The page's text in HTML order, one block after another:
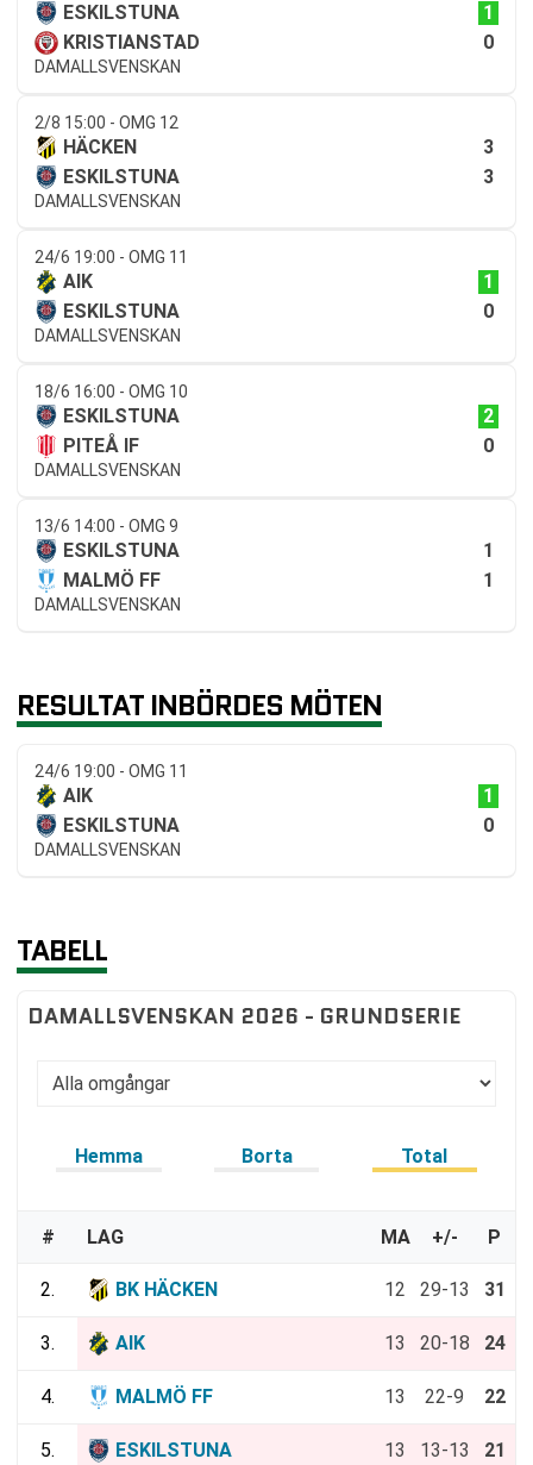
ESKILSTUNA
1
KRISTIANSTAD
0
DAMALLSVENSKAN
2/8 15:00 - OMG 12
HÄCKEN
3
ESKILSTUNA
3
DAMALLSVENSKAN
24/6 19:00 - OMG 11
AIK
1
ESKILSTUNA
0
DAMALLSVENSKAN
18/6 16:00 - OMG 10
ESKILSTUNA
2
PITEÅ IF
0
DAMALLSVENSKAN
13/6 14:00 - OMG 9
ESKILSTUNA
1
MALMÖ FF
1
DAMALLSVENSKAN
RESULTAT INBÖRDES MÖTEN
24/6 19:00 - OMG 11
AIK
1
ESKILSTUNA
0
DAMALLSVENSKAN
TABELL
DAMALLSVENSKAN 2026 - GRUNDSERIE
Hemma Borta Total
# LAG MA +/- P
2. BK HÄCKEN 12 29-13 31
3. AIK 13 20-18 24
4. MALMÖ FF 13 22-9 22
5. ESKILSTUNA 13 13-13 21